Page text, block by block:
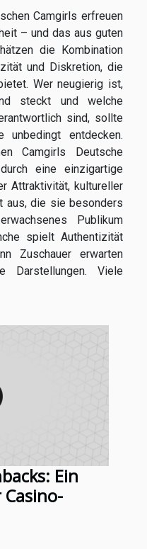
Camgirls erfreuen
– und das aus guten
die Kombination
und Diskretion, die
Wer neugierig ist,
steckt und welche
sind, sollte
unbedingt entdecken.
Camgirls Deutsche
eine einzigartige
Attraktivität, kultureller
aus, die sie besonders
Publikum
spielt Authentizität
Zuschauer erwarten
Darstellungen. Viele
Ein